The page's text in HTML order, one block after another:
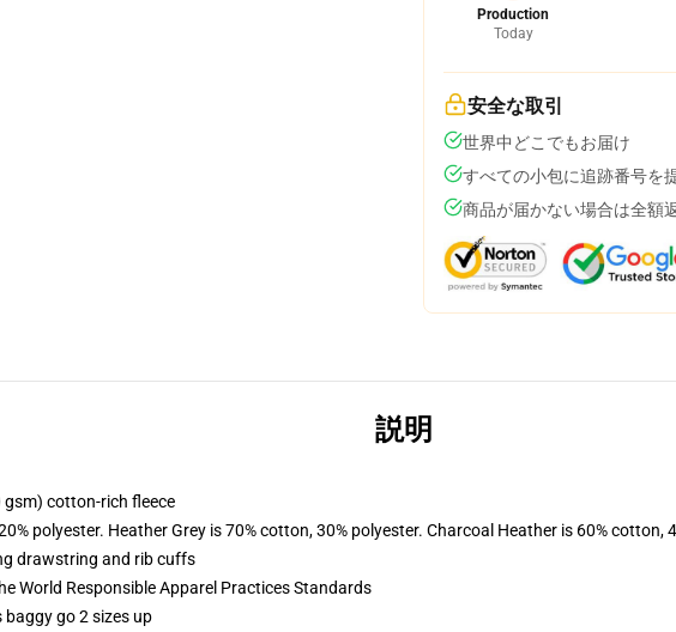
Production
Today
安全な取引
世界中どこでもお届け
すべての小包に追跡番号を
商品が届かない場合は全額
説明
cotton-rich fleece
polyester. Heather Grey is 70% cotton, 30% polyester. Charcoal Heather is 60% cotton,
drawstring and rib cuffs
World Responsible Apparel Practices Standards
baggy go 2 sizes up